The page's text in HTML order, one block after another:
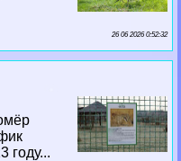
26 06 2026 0:52:32
году...